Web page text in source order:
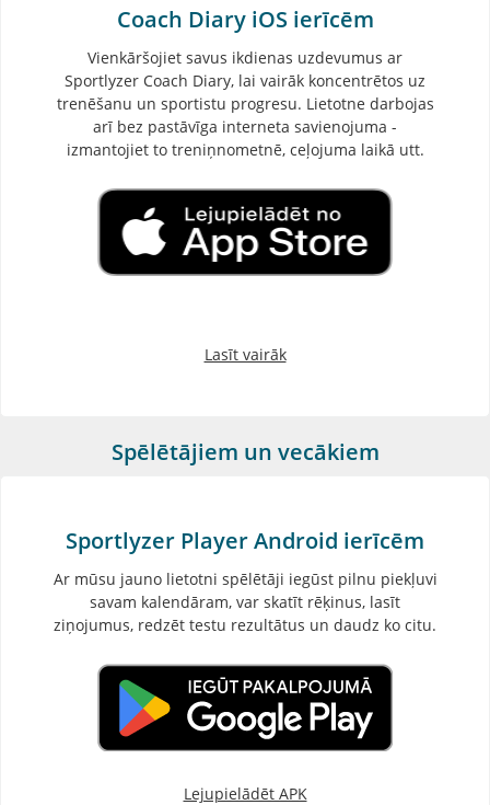
Coach Diary iOS ierīcēm
Vienkāršojiet savus ikdienas uzdevumus ar
Sportlyzer Coach Diary, lai vairāk koncentrētos uz
trenēšanu un sportistu progresu. Lietotne darbojas
arī bez pastāvīga interneta savienojuma -
izmantojiet to treniņnometnē, ceļojuma laikā utt.
Lasīt vairāk
Spēlētājiem un vecākiem
Sportlyzer Player Android ierīcēm
Ar mūsu jauno lietotni spēlētāji iegūst pilnu piekļuvi
savam kalendāram, var skatīt rēķinus, lasīt
ziņojumus, redzēt testu rezultātus un daudz ko citu.
Lejupielādēt APK